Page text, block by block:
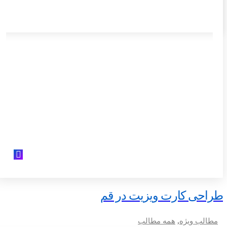
طراحی کارت ویزیت در قم
مطالب ویژه, همه مطالب